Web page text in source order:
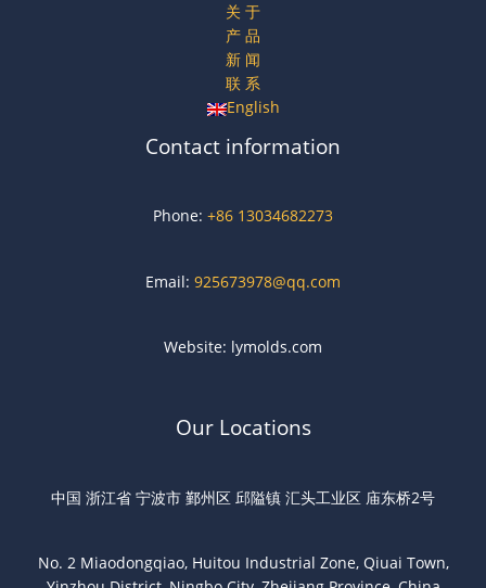
关 于
产 品
新 闻
联 系
English
Contact information
Phone: +86 13034682273
Email: 925673978@qq.com
Website: lymolds.com
Our Locations
中国 浙江省 宁波市 鄞州区 邱隘镇 汇头工业区 庙东桥2号
No. 2 Miaodongqiao, Huitou Industrial Zone, Qiuai Town,